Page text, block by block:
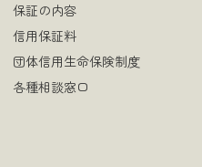
保証の内容
信用保証料
団体信用生命保険制度
各種相談窓口